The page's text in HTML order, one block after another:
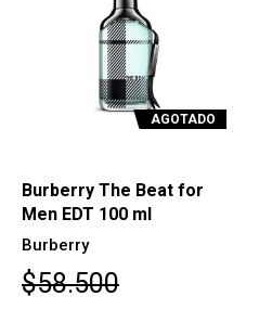
AGOTADO
Burberry The Beat for
Men EDT 100 ml
Burberry
$58.500